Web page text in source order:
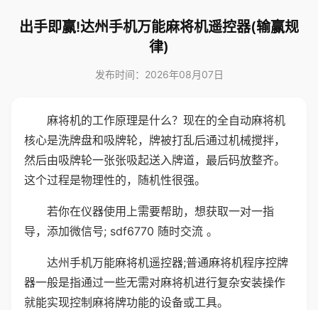
出手即赢!达州手机万能麻将机遥控器(输赢规
律)
发布时间：2026年08月07日
麻将机的工作原理是什么？现在的全自动麻将机
核心是洗牌盘和吸牌轮，牌被打乱后通过机械搅拌，
然后由吸牌轮一张张吸起送入牌道，最后码放整齐。
这个过程是物理性的，随机性很强。
若你在仪器使用上需要帮助，想获取一对一指
导，添加微信号; sdf6770 随时交流 。
达州手机万能麻将机遥控器;普通麻将机程序控牌
器一般是指通过一些无需对麻将机进行复杂安装操作
就能实现控制麻将牌功能的设备或工具。